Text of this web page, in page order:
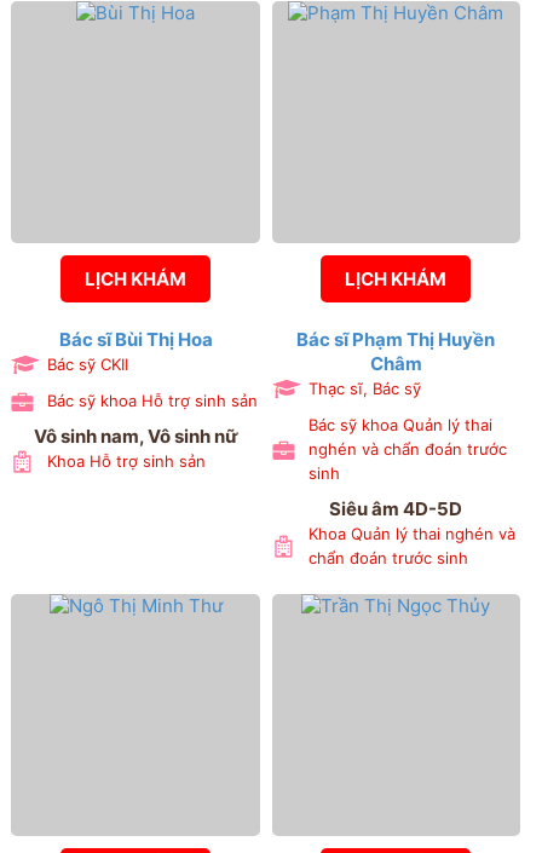
đình, Khoa Khám bệnh,
LỊCH KHÁM
Bác sĩ Bùi Thị Hoa
Bác sỹ CKII
Bác sỹ khoa Hỗ trợ sinh sản
Vô sinh nam, Vô sinh nữ
Khoa Hỗ trợ sinh sản
LỊCH KHÁM
Bác sĩ Phạm Thị Huyền
Châm
Thạc sĩ, Bác sỹ
Bác sỹ khoa Quản lý thai
nghén và chẩn đoán trước
sinh
Siêu âm 4D-5D
Khoa Quản lý thai nghén và
chẩn đoán trước sinh